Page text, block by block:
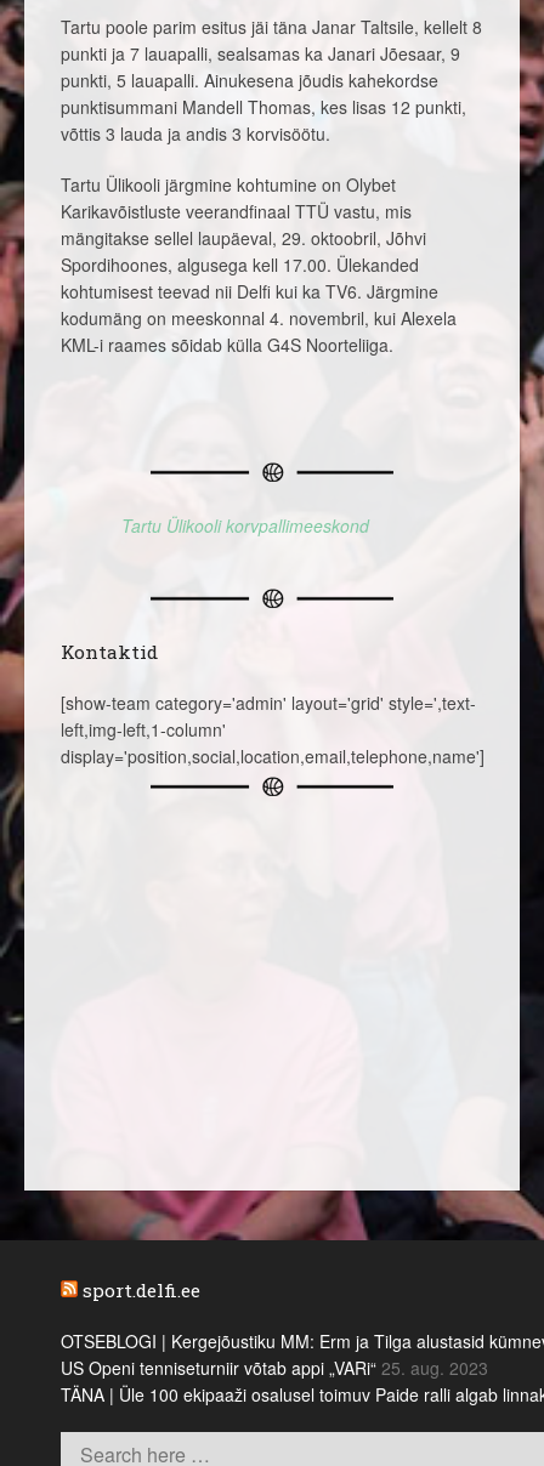
Tartu poole parim esitus jäi täna Janar Taltsile, kellelt 8
punkti ja 7 lauapalli, sealsamas ka Janari Jõesaar, 9
punkti, 5 lauapalli. Ainukesena jõudis kahekordse
punktisummani Mandell Thomas, kes lisas 12 punkti,
võttis 3 lauda ja andis 3 korvisöötu.
Tartu Ülikooli järgmine kohtumine on Olybet
Karikavõistluste veerandfinaal TTÜ vastu, mis
mängitakse sellel laupäeval, 29. oktoobril, Jõhvi
Spordihoones, algusega kell 17.00. Ülekanded
kohtumisest teevad nii Delfi kui ka TV6. Järgmine
kodumäng on meeskonnal 4. novembril, kui Alexela
KML-i raames sõidab külla G4S Noorteliiga.
Tartu Ülikooli korvpallimeeskond
Kontaktid
[show-team category='admin' layout='grid' style=',text-
left,img-left,1-column'
display='position,social,location,email,telephone,name']
sport.delfi.ee
OTSEBLOGI | Kergejõustiku MM: Erm ja Tilga alustasid
US Openi tenniseturniir võtab appi „VARi“ 25. aug. 2023
TÄNA | Üle 100 ekipaaži osalusel toimuv Paide ralli algab